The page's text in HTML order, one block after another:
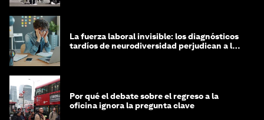
La fuerza laboral invisible: los diagnósticos
tardíos de neurodiversidad perjudican a las
Por qué el debate sobre el regreso a la
oficina ignora la pregunta clave